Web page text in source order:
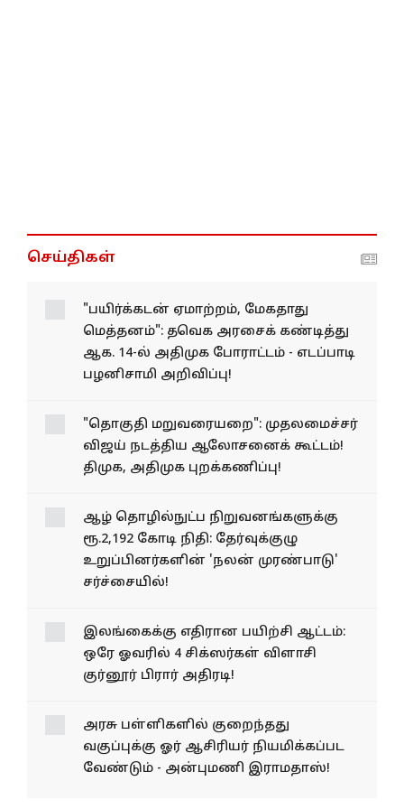
செய்திகள்
"பயிர்க்கடன் ஏமாற்றம், மேகதாது
மெத்தனம்": தவெக அரசைக் கண்டித்து
ஆக. 14-ல் அதிமுக போராட்டம் - எடப்பாடி
பழனிசாமி அறிவிப்பு!
"தொகுதி மறுவரையறை": முதலமைச்சர்
விஜய் நடத்திய ஆலோசனைக் கூட்டம்!
திமுக, அதிமுக புறக்கணிப்பு!
ஆழ் தொழில்நுட்ப நிறுவனங்களுக்கு
ரூ.2,192 கோடி நிதி: தேர்வுக்குழு
உறுப்பினர்களின் 'நலன் முரண்பாடு'
சர்ச்சையில்!
இலங்கைக்கு எதிரான பயிற்சி ஆட்டம்:
ஒரே ஓவரில் 4 சிக்ஸர்கள் விளாசி
குர்னூர் பிரார் அதிரடி!
அரசு பள்ளிகளில் குறைந்தது
வகுப்புக்கு ஓர் ஆசிரியர் நியமிக்கப்பட
வேண்டும் - அன்புமணி இராமதாஸ்!